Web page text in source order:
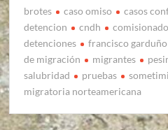
brotes caso omiso casos
detencion
cndh comisionado
detenciones
francisco garduño
de migración
migrantes
salubridad
pruebas
migratoria norteamericana